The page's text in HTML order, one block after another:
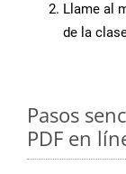
Llame al
de la
Pasos
PDF en